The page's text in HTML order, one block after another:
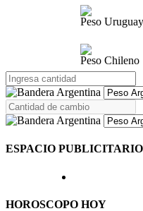
Peso
Peso Chileno
ESPACIO PUBLICITARIO
HOROSCOPO HOY